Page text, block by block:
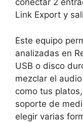
conectar 2
Link Export y
Este equipo
analizadas en
USB o disco
mezclar el
como tus
soporte de
elegir varias